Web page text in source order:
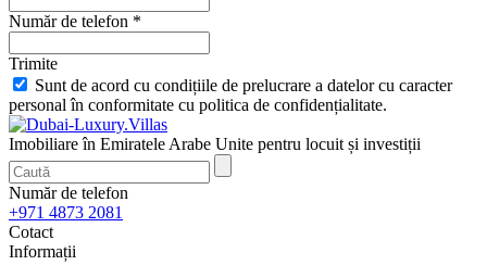
Număr de telefon *
Trimite
Sunt de acord cu condițiile de prelucrare a datelor cu caracter
personal în conformitate cu politica de confidențialitate.
Imobiliare în Emiratele Arabe Unite pentru locuit și investiții
Număr de telefon
+971 4873 2081
Cotact
Informații